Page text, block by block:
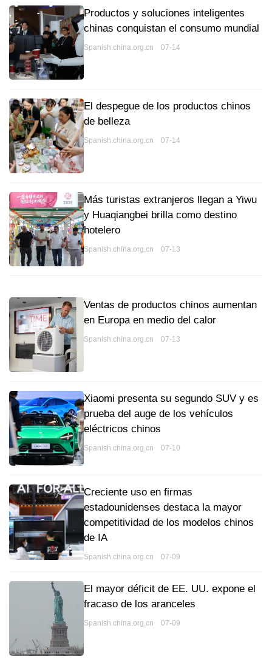
Productos y soluciones inteligentes
chinas conquistan el consumo mundial
Spanish.china.org.cn 07-14
El despegue de los productos chinos
de belleza
Spanish.china.org.cn 07-14
Más turistas extranjeros llegan a Yiwu
y Huaqiangbei brilla como destino
hotelero
Spanish.china.org.cn 07-13
Ventas de productos chinos aumentan
en Europa en medio del calor
Spanish.china.org.cn 07-13
Xiaomi presenta su segundo SUV y es
prueba del auge de los vehículos
eléctricos chinos
Spanish.china.org.cn 07-10
Creciente uso en firmas
estadounidenses destaca la mayor
competitividad de los modelos chinos
de IA
Spanish.china.org.cn 07-09
El mayor déficit de EE. UU. expone el
fracaso de los aranceles
Spanish.china.org.cn 07-09